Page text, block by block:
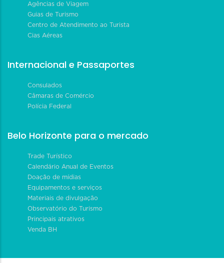
Agências de Viagem
Guias de Turismo
Centro de Atendimento ao Turista
Cias Aéreas
Internacional e Passaportes
Consulados
Câmaras de Comércio
Polícia Federal
Belo Horizonte para o mercado
Trade Turístico
Calendário Anual de Eventos
Doação de mídias
Equipamentos e serviços
Materiais de divulgação
Observatório do Turismo
Principais atrativos
Venda BH